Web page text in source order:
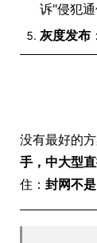
诉"侵犯通
灰度发布
没有最好的
手，中大型
住： 封网不